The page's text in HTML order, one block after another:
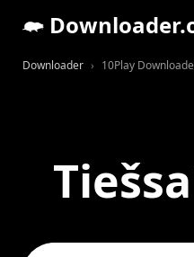
Downloader 10Play